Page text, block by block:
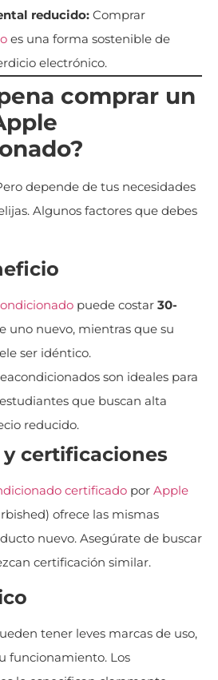
reducido: Comprar
es una forma sostenible de
electrónico.
comprar un
depende de tus necesidades
Algunos factores que debes
puede costar 30-
uno nuevo, mientras que su
ser idéntico.
son ideales para
que buscan alta
reducido.
certificaciones
certificado por Apple
ofrece las mismas
nuevo. Asegúrate de buscar
certificación similar.
tener leves marcas de uso,
funcionamiento. Los